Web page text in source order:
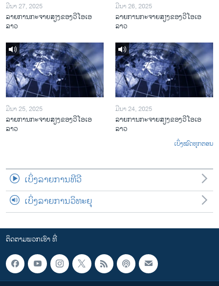
ມີນາ 27, 2025
ລາຍການກະຈາຍສຽງຂອງວີໂອເອ
ລາວ
ມີນາ 26, 2025
ລາຍການກະຈາຍສຽງຂອງວີໂອເອ
ລາວ
ມີນາ 25, 2025
ລາຍການກະຈາຍສຽງຂອງວີໂອເອ
ລາວ
ມີນາ 24, 2025
ລາຍການກະຈາຍສຽງຂອງວີໂອເອ
ລາວ
ເບິ່ງໝົດທຸກຕອນ
ເບິ່ງລາຍການທີວີ
ເບິ່ງລາຍການວິທະຍຸ
ຕິດຕາມພວກເຮົາ ທີ່